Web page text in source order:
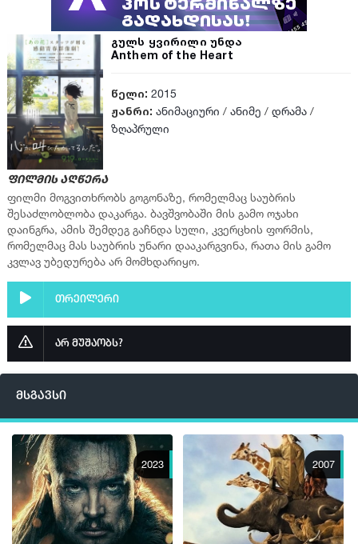
გულს ყვირილი უნდა
Anthem of the Heart
წელი: 2015
ჟანრი: ანიმაციური / ანიმე / დრამა /
ზღაპრული
ფილმის აღწერა
ფილმი მოგვითხრობს გოგონაზე, რომელმაც საუბრის
შესაძლობლობა დაკარგა. ბავშვობაში მის გამო ოჯახი
დაინგრა, ამის შემდეგ გაჩნდა სული, კვერცხის ფორმის,
რომელმაც მას საუბრის უნარი დააკარგვინა, რათა მის გამო
კვლავ უბედურება არ მომხდარიყო.
თრეილერი
არ მუშაობს?
მსგავსი
2023 2007